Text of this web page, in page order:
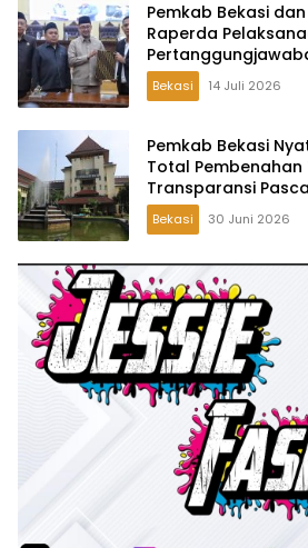
Pemkab Bekasi dan
Raperda
Perkuat
Keuangan Daerah
Bekasi 14 Juli 2026
Pemkab Bekasi
Total
Transparansi
Bekasi 30 Juni 2026